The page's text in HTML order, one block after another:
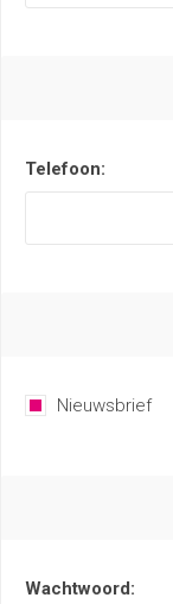
Telefoon:
Nieuwsbrief
Wachtwoord: